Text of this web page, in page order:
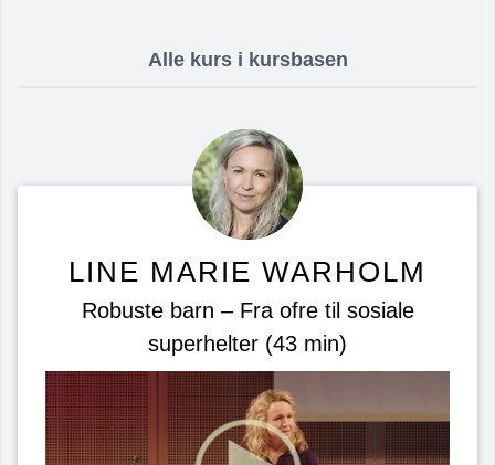
Alle kurs i kursbasen
LINE MARIE WARHOLM
Robuste barn – Fra ofre til sosiale
superhelter (43 min)